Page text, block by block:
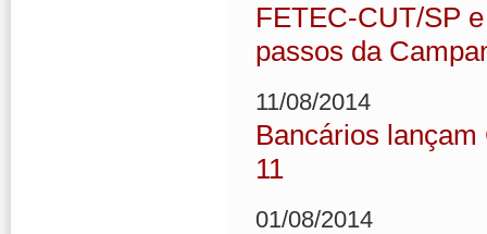
FETEC-CUT/SP
passos da
11/08/2014
Bancários
11
01/08/2014